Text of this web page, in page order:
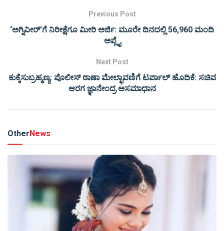
Previous Post
‘ಅಗ್ನಿವೀರ್’ಗೆ ನಿರೀಕ್ಷೆಗೂ ಮೀರಿ ಅರ್ಜಿ: ಮೂರೇ ದಿನದಲ್ಲಿ 56,960 ಮಂದಿ
ಅಪ್ಲೈ
Next Post
ಕುಕ್ಕೆಸುಬ್ರಹ್ಮಣ್ಯ: ಪೊಲೀಸ್ ಠಾಣಾ ಮೇಲ್ಛಾವಣಿಗೆ ಟರ್ಪಾಲ್ ಹೊದಿಕೆ: ಸಚಿವ
ಆರಗ ಜ್ಞಾನೇಂದ್ರ ಅಸಮಾಧಾನ
Other News